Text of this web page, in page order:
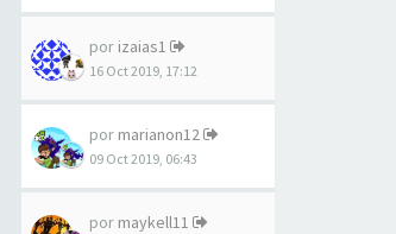
por izaias1
16 Oct 2019, 17:12
por marianon12
09 Oct 2019, 06:43
por maykell11